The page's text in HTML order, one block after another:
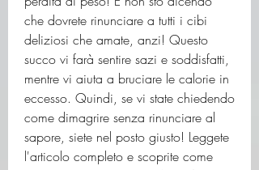
che dovrete rinunciare a tutti i cibi
deliziosi che amate, anzi! Questo
succo vi farà sentire sazi e soddisfatti,
mentre vi aiuta a bruciare le calorie in
eccesso. Quindi, se vi state chiedendo
come dimagrire senza rinunciare al
sapore, siete nel posto giusto! Leggete
l'articolo completo e scoprite come